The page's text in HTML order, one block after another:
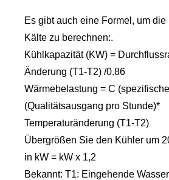
Es gibt auch eine Formel, um
Kälte zu berechnen:.
Kühlkapazität (KW) =
Änderung (T1-T2) /0.86
Wärmebelastung = C
(Qualitätsausgang pro Stunde)*
Temperaturänderung (T1-T2)
Übergrößen Sie den Kühler um
in kW = kW x 1,2
Bekannt: T1: Eingehende